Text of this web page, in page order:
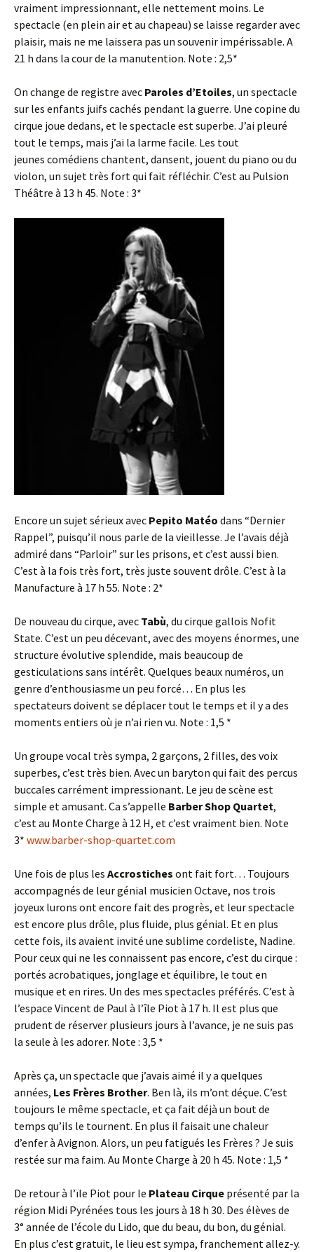
vraiment impressionnant, elle nettement moins. Le
spectacle (en plein air et au chapeau) se laisse regarder avec
plaisir, mais ne me laissera pas un souvenir impérissable. A
21 h dans la cour de la manutention. Note : 2,5*
On change de registre avec Paroles d’Etoiles, un spectacle
sur les enfants juifs cachés pendant la guerre. Une copine du
cirque joue dedans, et le spectacle est superbe. J’ai pleuré
tout le temps, mais j’ai la larme facile. Les tout
jeunes comédiens chantent, dansent, jouent du piano ou du
violon, un sujet très fort qui fait réfléchir. C’est au Pulsion
Théâtre à 13 h 45. Note : 3*
Encore un sujet sérieux avec Pepito Matéo dans “Dernier
Rappel”, puisqu’il nous parle de la vieillesse. Je l’avais déjà
admiré dans “Parloir” sur les prisons, et c’est aussi bien.
C’est à la fois très fort, très juste souvent drôle. C’est à la
Manufacture à 17 h 55. Note : 2*
De nouveau du cirque, avec Tabù, du cirque gallois Nofit
State. C’est un peu décevant, avec des moyens énormes, une
structure évolutive splendide, mais beaucoup de
gesticulations sans intérêt. Quelques beaux numéros, un
genre d’enthousiasme un peu forcé… En plus les
spectateurs doivent se déplacer tout le temps et il y a des
moments entiers où je n’ai rien vu. Note : 1,5 *
Un groupe vocal très sympa, 2 garçons, 2 filles, des voix
superbes, c’est très bien. Avec un baryton qui fait des percus
buccales carrément impressionant. Le jeu de scène est
simple et amusant. Ca s’appelle Barber Shop Quartet,
c’est au Monte Charge à 12 H, et c’est vraiment bien. Note
3* www.barber-shop-quartet.com
Une fois de plus les Accrostiches ont fait fort… Toujours
accompagnés de leur génial musicien Octave, nos trois
joyeux lurons ont encore fait des progrès, et leur spectacle
est encore plus drôle, plus fluide, plus génial. Et en plus
cette fois, ils avaient invité une sublime cordeliste, Nadine.
Pour ceux qui ne les connaissent pas encore, c’est du cirque :
portés acrobatiques, jonglage et équilibre, le tout en
musique et en rires. Un des mes spectacles préférés. C’est à
l’espace Vincent de Paul à l’île Piot à 17 h. Il est plus que
prudent de réserver plusieurs jours à l’avance, je ne suis pas
la seule à les adorer. Note : 3,5 *
Après ça, un spectacle que j’avais aimé il y a quelques
années, Les Frères Brother. Ben là, ils m’ont déçue. C’est
toujours le même spectacle, et ça fait déjà un bout de
temps qu’ils le tournent. En plus il faisait une chaleur
d’enfer à Avignon. Alors, un peu fatigués les Frères ? Je suis
restée sur ma faim. Au Monte Charge à 20 h 45. Note : 1,5 *
De retour à l’ïle Piot pour le Plateau Cirque présenté par la
région Midi Pyrénées tous les jours à 18 h 30. Des élèves de
3° année de l’école du Lido, que du beau, du bon, du génial.
En plus c’est gratuit, le lieu est sympa, franchement allez-y.